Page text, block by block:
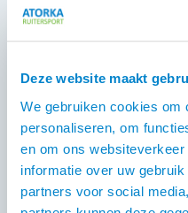
Deze website maakt
We gebruiken cookies om
personaliseren, om
en om ons
informatie over uw
partners voor social
Paarden met
hoofd. Een goede
essentieel. Hiervoor kun
Hoewel dit op een
verschillen. De hoofdkap
tegen knutten te
vervelende stalvliegen en
paard kunnen gaan
paard helpen om